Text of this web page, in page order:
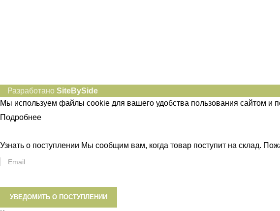
Разработано SiteBySide
Мы используем файлы cookie для вашего удобства пользования сайтом и
Подробнее
Узнать о поступлении Мы сообщим вам, когда товар поступит на склад.
УВЕДОМИТЬ О ПОСТУПЛЕНИИ